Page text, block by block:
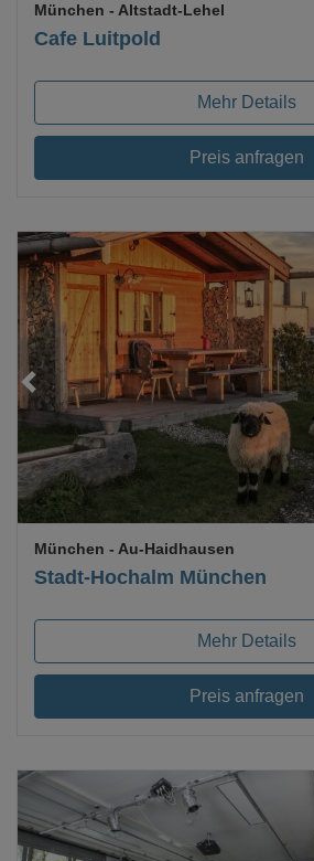
Cafe Luitpold
München - Altstadt-Lehel
Mehr Details
Preis anfragen
Loading...
Stadt-Hochalm München
München - Au-Haidhausen
Mehr Details
Preis anfragen